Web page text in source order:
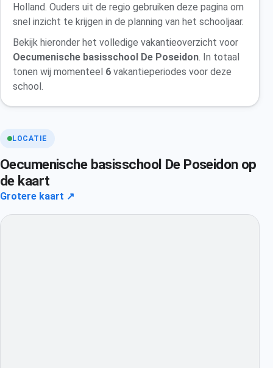
Holland. Ouders uit de regio gebruiken deze pagina om
snel inzicht te krijgen in de planning van het schooljaar.
Bekijk hieronder het volledige vakantieoverzicht voor
Oecumenische basisschool De Poseidon. In totaal
tonen wij momenteel 6 vakantieperiodes voor deze
school.
LOCATIE
Oecumenische basisschool De Poseidon op
de kaart
Grotere kaart ↗